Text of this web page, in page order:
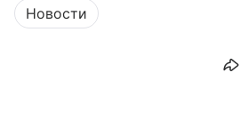
Новости